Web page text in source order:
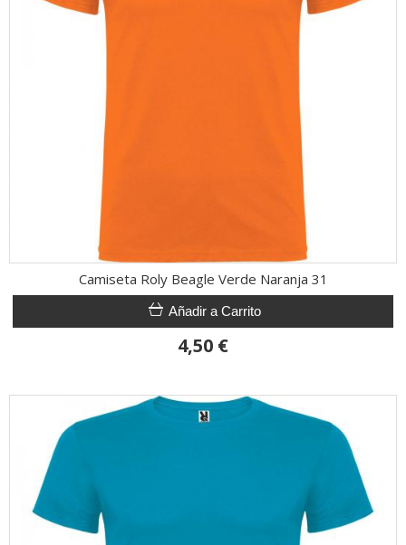
Camiseta Roly Beagle Verde Naranja 31
Añadir a Carrito
4,50 €